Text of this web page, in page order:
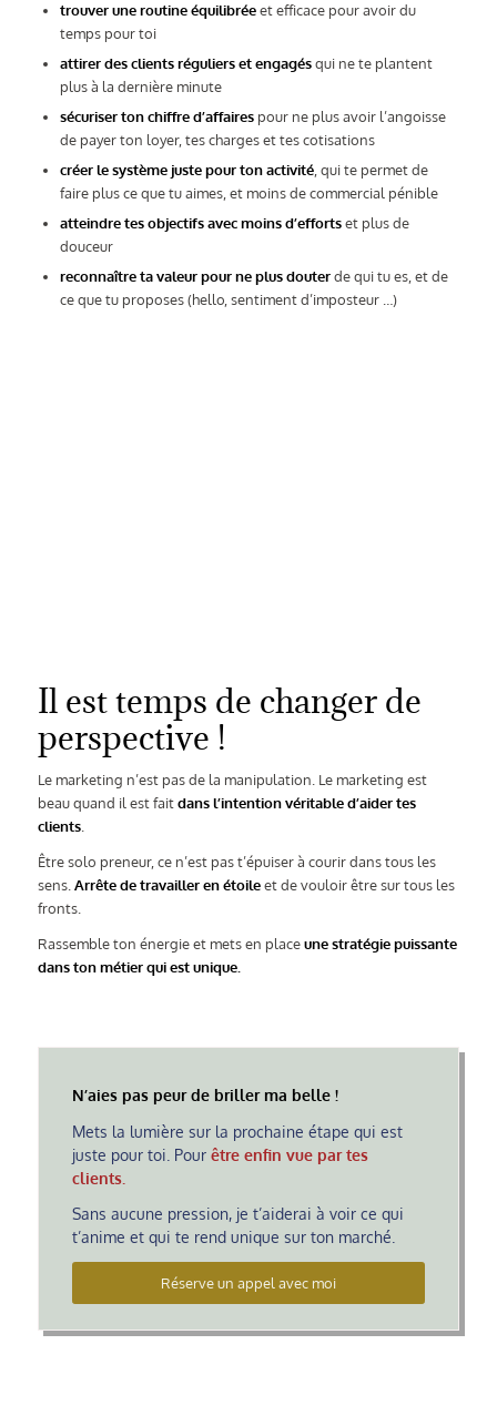
trouver une routine équilibréeet efficace pour avoir du
temps pour toi
attirer des clients réguliers et engagésqui ne te plantent
plus à la dernière minute
sécuriser ton chiffre d’affairespour ne plus avoir l’angoisse
de payer ton loyer, tes charges et tes cotisations
créer le système juste pour ton activité, qui te permet de
faire plus ce que tu aimes, et moins de commercial pénible
atteindre tes objectifs avec moins d’effortset plus de
douceur
reconnaître ta valeur pour ne plus douterde qui tu es, et de
ce que tu proposes (hello, sentiment d’imposteur …)
Il est temps de changer de
perspective !
Le marketing n’est pas de la manipulation. Le marketing est
beau quand il est faitdans l’intention véritable d’aider tes
clients.
Être solo preneur, ce n’est pas t’épuiser à courir dans tous les
sens. Arrête de travailler en étoileet de vouloir être sur tous les
fronts.
Rassemble ton énergie et mets en placeune stratégie puissante
dans ton métier qui est unique.
N’aies pas peur de briller ma belle !
Mets la lumière sur la prochaine étape qui est
juste pour toi. Pour être enfin vue par tes
clients.
Sans aucune pression, je t’aiderai à voir ce qui
t’anime et qui te rend unique sur ton marché.
Réserve un appel avec moi